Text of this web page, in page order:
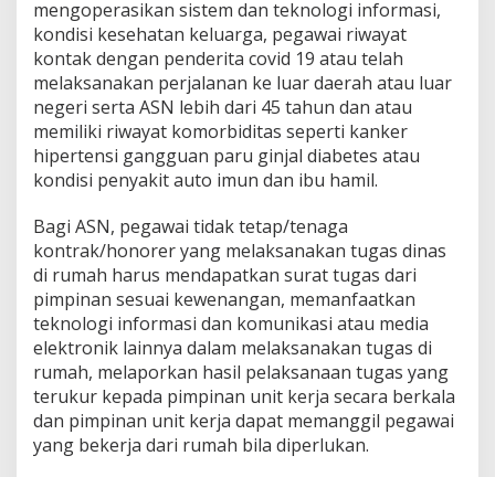
mengoperasikan sistem dan teknologi informasi,
kondisi kesehatan keluarga, pegawai riwayat
kontak dengan penderita covid 19 atau telah
melaksanakan perjalanan ke luar daerah atau luar
negeri serta ASN lebih dari 45 tahun dan atau
memiliki riwayat komorbiditas seperti kanker
hipertensi gangguan paru ginjal diabetes atau
kondisi penyakit auto imun dan ibu hamil.
Bagi ASN, pegawai tidak tetap/tenaga
kontrak/honorer yang melaksanakan tugas dinas
di rumah harus mendapatkan surat tugas dari
pimpinan sesuai kewenangan, memanfaatkan
teknologi informasi dan komunikasi atau media
elektronik lainnya dalam melaksanakan tugas di
rumah, melaporkan hasil pelaksanaan tugas yang
terukur kepada pimpinan unit kerja secara berkala
dan pimpinan unit kerja dapat memanggil pegawai
yang bekerja dari rumah bila diperlukan.